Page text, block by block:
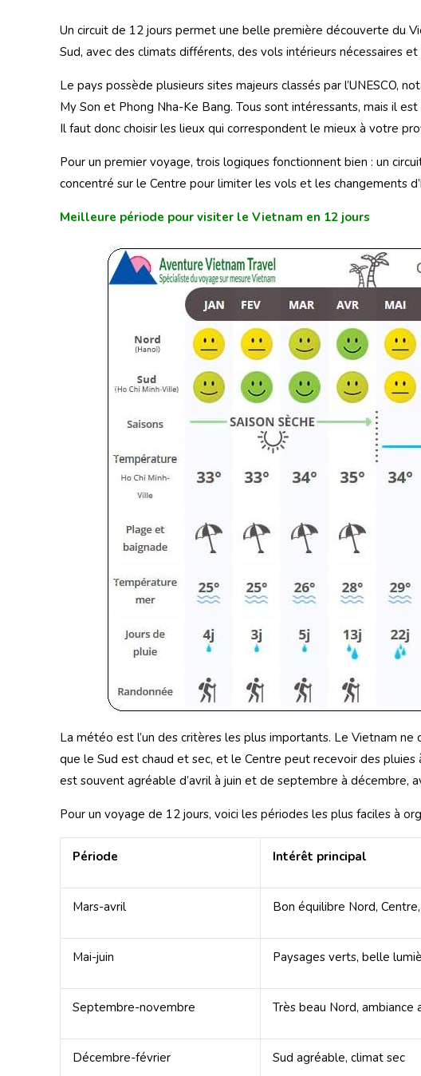
Un circuit de 12 jours permet une belle première découverte du
Sud, avec des climats différents, des vols intérieurs nécessaires
Le pays possède plusieurs sites majeurs classés par l’UNESCO,
My Son et Phong Nha-Ke Bang. Tous sont intéressants, mais il
Il faut donc choisir les lieux qui correspondent le mieux à votre
Pour un premier voyage, trois logiques fonctionnent bien : un
concentré sur le Centre pour limiter les vols et les changements
Meilleure période pour visiter le Vietnam en 12 jours
La météo est l’un des critères les plus importants. Le Vietnam
que le Sud est chaud et sec, et le Centre peut recevoir des
est souvent agréable d’avril à juin et de septembre à décembre,
Pour un voyage de 12 jours, voici les périodes les plus faciles à
Période Intérêt principal
Mars-avril Bon équilibre Nord,
Mai-juin Paysages verts, belle
Septembre-novembre Très beau Nord, ambiance
Décembre-février Sud agréable, climat sec